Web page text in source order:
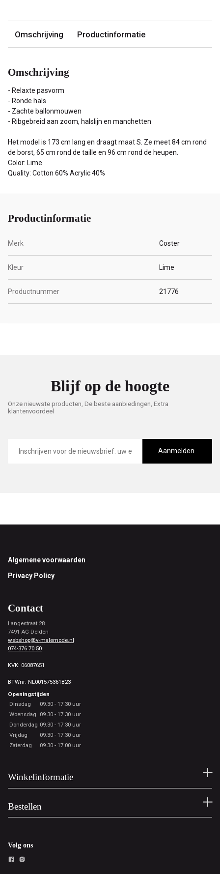
Omschrijving Productinformatie
Omschrijving
- Relaxte pasvorm
- Ronde hals
- Zachte ballonmouwen
- Ribgebreid aan zoom, halslijn en manchetten
Het model is 173 cm lang en draagt maat S. Ze meet 84 cm rond
de borst, 65 cm rond de taille en 96 cm rond de heupen.
Color: Lime
Quality: Cotton 60% Acrylic 40%
Productinformatie
Merk Coster
Kleur Lime
Productnummer 21776
Blijf op de hoogte
Onze nieuwste producten, De beste aanbiedingen, Extra
klantenvoordeel
mailadres
Aanmelden
Footer
Algemene voorwaarden
Privacy Policy
Contact
Langestraat 28
7491 AG Delden
webshop@v-malemode.nl
074-376 70 50
KVK: 06087651
BTWnr: NL001575361B23
Openingstijden
Dinsdag
09.30 - 17.30 uur
Woensdag
09.30 - 17.30 uur
Donderdag 09.30 - 17.30 uur
Vrijdag
09.30 - 17.30 uur
Zaterdag
09.30 - 17.00 uur
Winkelinformatie
Bestellen
Volg ons